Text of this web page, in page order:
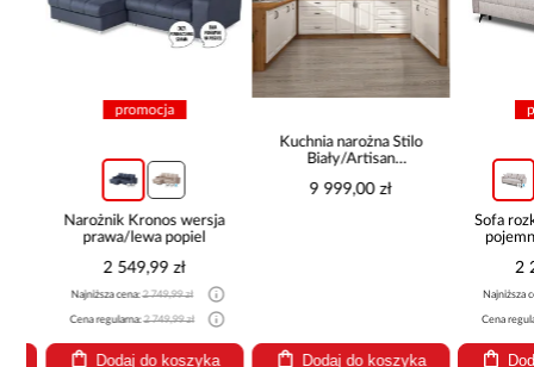
promocja
Narożnik Kronos wersja
prawa/lewa popiel
2 549,99 zł
Najniższa cena:2 749,99 zł
Cena regularna:2 749,99 zł
Dodaj do koszyka
Kuchnia narożna Stilo
Biały/Artisan
9 999,00 zł
Dodaj do koszyka
Sofa
2
Najniższa
Cena